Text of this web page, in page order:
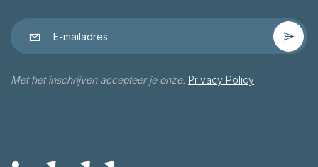
Met het inschrijven accepteer je onze: Privacy Policy